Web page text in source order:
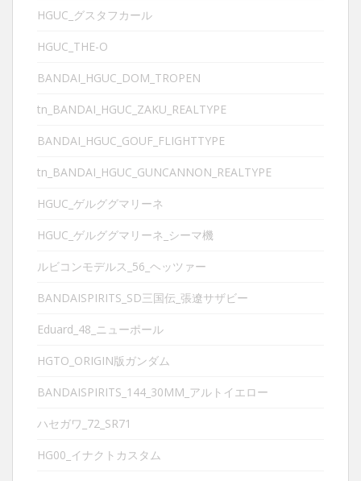
HGUC_グスタフカール
HGUC_THE-O
BANDAI_HGUC_DOM_TROPEN
tn_BANDAI_HGUC_ZAKU_REALTYPE
BANDAI_HGUC_GOUF_FLIGHTTYPE
tn_BANDAI_HGUC_GUNCANNON_REALTYPE
HGUC_ゲルググマリーネ
HGUC_ゲルググマリーネ_シーマ機
ルビコンモデルス_56_ヘッツァー
BANDAISPIRITS_SD三国伝_張遼サザビー
Eduard_48_ニューポール
HGTO_ORIGIN版ガンダム
BANDAISPIRITS_144_30MM_アルトイエロー
ハセガワ_72_SR71
HG00_イナクトカスタム